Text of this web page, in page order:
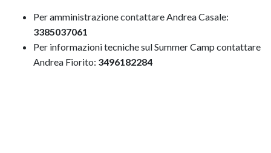
Per amministrazione contattare Andrea Casale:
3385037061
Per informazioni tecniche sul Summer Camp contattare
Andrea Fiorito: 3496182284